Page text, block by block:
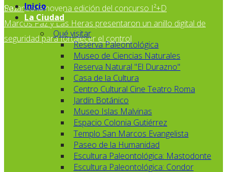
Paz
Se lanzó la novena edición del concurso I²+D
Marcos Paz y Las Heras presentaron un anillo digital de
seguridad para fortalecer el control
Inicio
La Ciudad
Qué visitar
Reserva Paleontológica
Museo de Ciencias Naturales
Reserva Natural "El Durazno"
Casa de la Cultura
Centro Cultural Cine Teatro Roma
Jardín Botánico
Museo Islas Malvinas
Espacio Colonia Gutiérrez
Templo San Marcos Evangelista
Paseo de la Humanidad
Escultura Paleontológica: Mastodonte
Escultura Paleontológica: Condor